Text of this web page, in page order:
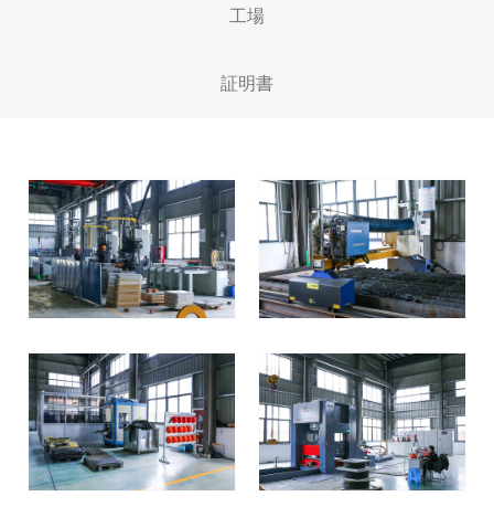
工場
証明書